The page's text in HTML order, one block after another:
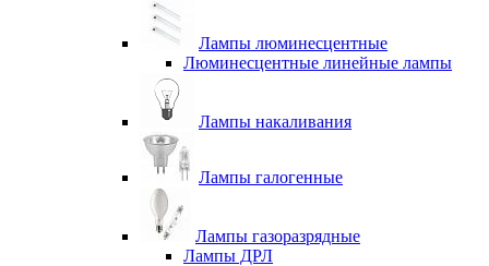
Лампы люминесцентные
Люминесцентные линейные лампы
Лампы накаливания
Лампы галогенные
Лампы газоразрядные
Лампы ДРЛ